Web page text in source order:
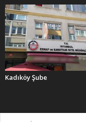
Kadıköy Şube